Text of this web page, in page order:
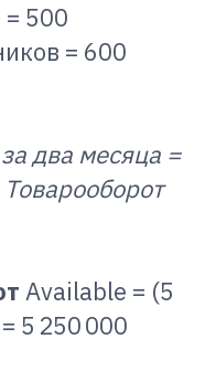
500
= 600
два месяца =
Available = (5
5 250 000